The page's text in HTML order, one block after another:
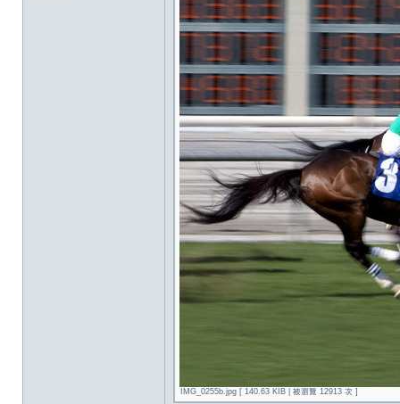
IMG_0255b.jpg [ 140.63 KIB | 被瀏覽 12913 次 ]